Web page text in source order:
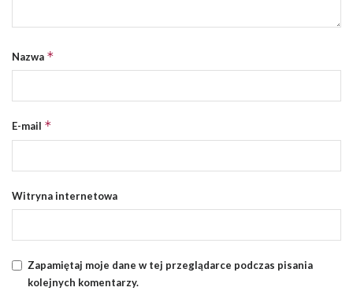
Nazwa *
E-mail *
Witryna internetowa
Zapamiętaj moje dane w tej przeglądarce podczas pisania
kolejnych komentarzy.